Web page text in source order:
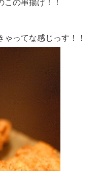
の串揚げ！！
ってな感じっす！！